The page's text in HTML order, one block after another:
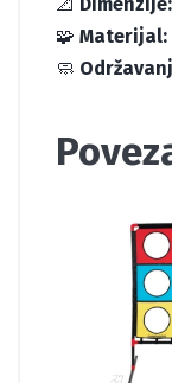
📐 Dimenzije:
🧩 Materijal:
🧼